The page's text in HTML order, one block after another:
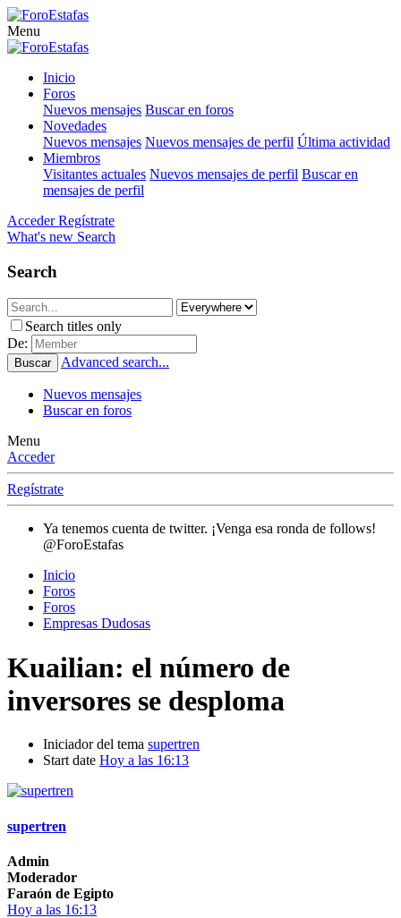
Menu
Inicio
Foros
Nuevos mensajes Buscar en foros
Novedades
Nuevos mensajes Nuevos mensajes de perfil Última actividad
Miembros
Visitantes actuales Nuevos mensajes de perfil Buscar en
mensajes de perfil
Acceder Regístrate
What's new Search
Search
Search titles only
De:
Buscar Advanced search...
Nuevos mensajes
Buscar en foros
Menu
Acceder
Regístrate
Ya tenemos cuenta de twitter. ¡Venga esa ronda de follows!
@ForoEstafas
Inicio
Foros
Foros
Empresas Dudosas
Kuailian: el número de
inversores se desploma
Iniciador del tema supertren
Start date Hoy a las 16:13
supertren
Admin
Moderador
Faraón de Egipto
Hoy a las 16:13